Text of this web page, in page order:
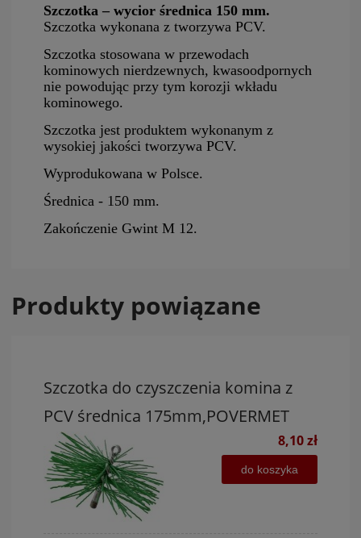
Szczotka – wycior średnica 150 mm.
Szczotka wykonana z tworzywa PCV.
Szczotka stosowana w przewodach
kominowych nierdzewnych, kwasoodpornych
nie powodując przy tym korozji wkładu
kominowego.
Szczotka jest produktem wykonanym z
wysokiej jakości tworzywa PCV.
Wyprodukowana w Polsce.
Średnica - 150 mm.
Zakończenie Gwint M 12.
Produkty powiązane
Szczotka do czyszczenia komina z
PCV średnica 175mm,POVERMET
8,10 zł
do koszyka